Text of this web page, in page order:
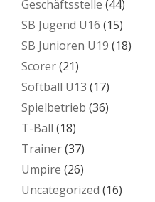
Geschäftsstelle (44)
SB Jugend U16 (15)
SB Junioren U19 (18)
Scorer(21)
Softball U13 (17)
Spielbetrieb (36)
T-Ball (18)
Trainer(37)
Umpire (26)
Uncategorized (16)